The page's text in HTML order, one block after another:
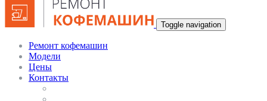
Toggle navigation
Ремонт кофемашин
Модели
Цены
Контакты